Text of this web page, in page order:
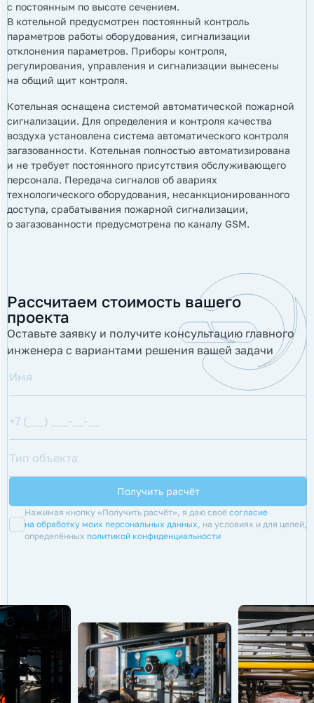
с постоянным по высоте сечением.
В котельной предусмотрен постоянный контроль
параметров работы оборудования, сигнализации
отклонения параметров. Приборы контроля,
регулирования, управления и сигнализации вынесены
на общий щит контроля.
Котельная оснащена системой автоматической пожарной
сигнализации. Для определения и контроля качества
воздуха установлена система автоматического контроля
загазованности. Котельная полностью автоматизирована
и не требует постоянного присутствия обслуживающего
персонала. Передача сигналов об авариях
технологического оборудования, несанкционированного
доступа, срабатывания пожарной сигнализации,
о загазованности предусмотрена по каналу GSM.
Рассчитаем стоимость вашего
проекта
Оставьте заявку и получите консультацию главного
инженера с вариантами решения вашей задачи
Нажимая кнопку «Получить расчёт», я даю своё согласие
на обработку моих персональных данных, на условиях и для целей,
определённых политикой конфиденциальности